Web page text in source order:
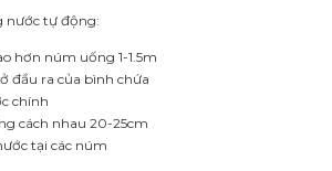
nước tự động:
hơn núm uống 1-1.5m
đầu ra của bình chứa
chính
cách nhau 20-25cm
tại các núm